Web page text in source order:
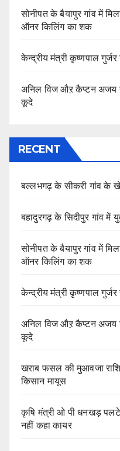
सोनीपत के बैयापुर गांव में
ऑनर किलिंग का शक
केन्द्रीय मंत्री कृष्णपाल
अनिल विज औऱ कैप्टन अजय
कूदे
RECENT
बल्लभगढ़ के सीकरी गांव के
बहादुरगढ़ के सिदीपुर गांव में
सोनीपत के बैयापुर गांव में
ऑनर किलिंग का शक
केन्द्रीय मंत्री कृष्णपाल
अनिल विज औऱ कैप्टन अजय
कूदे
खराब फसल की मुआवजा
किसान मायूस
कृषि मंत्री ओ पी धनखड़
नहीं कहा कायर